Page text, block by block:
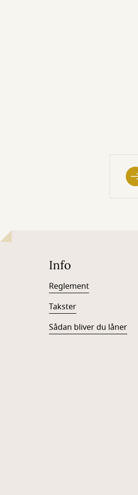
Info
Reglement
Takster
Sådan bliver du låner